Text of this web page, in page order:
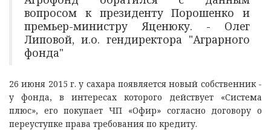
вопросом к президенту Порошенко и
премьер-министру Яценюку. - Олег
Липовой, и.о. гендиректора "Аграрного
фонда"
26 июня 2015 г. у сахара появляется новый собственник -
у фонда, в интересах которого действует «Система
плюс», его покупает ЧП «Офир» согласно договору о
переуступке права требования по кредиту.